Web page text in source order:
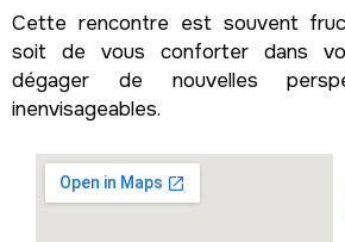
Cette rencontre est souvent
soit de vous conforter dans
dégager de nouvelles
inenvisageables.